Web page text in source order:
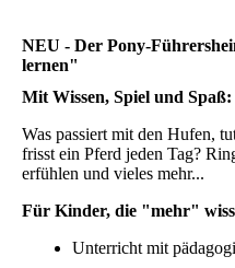
NEU - Der Pony-
lernen"
Mit Wissen, Spiel und Spaß:
Was passiert mit den Hufen,
frisst ein Pferd jeden Tag?
erfühlen und vieles mehr...
Für Kinder, die "mehr"
Unterricht mit